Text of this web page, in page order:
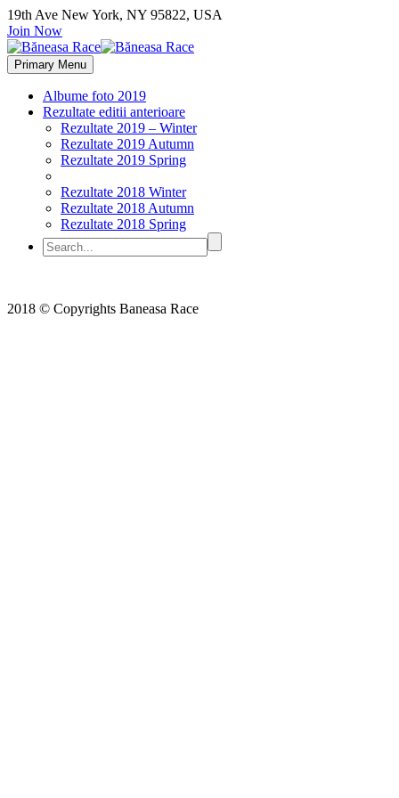
19th Ave New York, NY 95822, USA
Join Now
Primary Menu
Albume foto 2019
Rezultate editii anterioare
Rezultate 2019 – Winter
Rezultate 2019 Autumn
Rezultate 2019 Spring
Rezultate 2018 Winter
Rezultate 2018 Autumn
Rezultate 2018 Spring
2018 © Copyrights Baneasa Race